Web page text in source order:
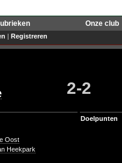
Onze club
| Registreren
2-2
Oost
Heekpark
Doelpunten